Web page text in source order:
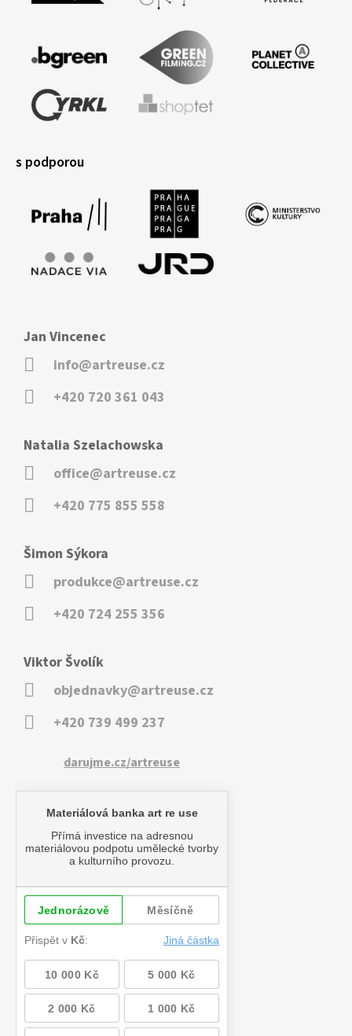
s podporou
Jan Vincenec
info@artreuse.cz
+420 720 361 043
Natalia Szelachowska
office@artreuse.cz
+420 775 855 558
Šimon Sýkora
produkce@artreuse.cz
+420 724 255 356
Viktor Švolík
objednavky@artreuse.cz
+420 739 499 237
darujme.cz/artreuse